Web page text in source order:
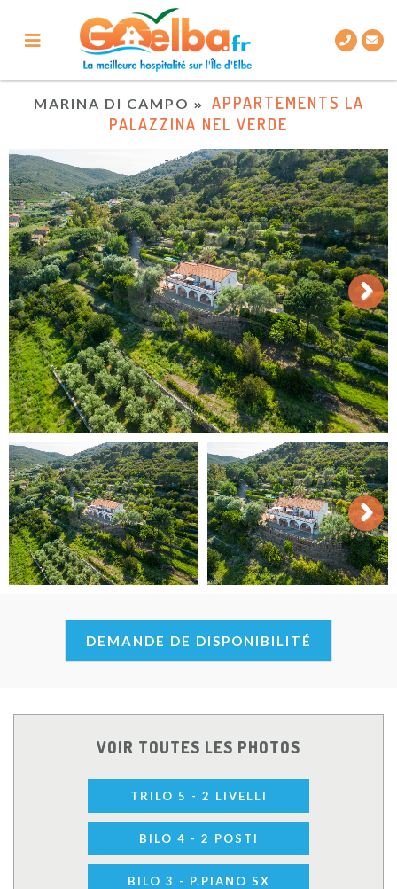
MARINA DI CAMPO
APPARTEMENTS LA
PALAZZINA NEL VERDE
Next
Next
DEMANDE DE DISPONIBILITÉ
VOIR TOUTES LES PHOTOS
TRILO 5 - 2 LIVELLI
BILO 4 - 2 POSTI
BILO 3 - P.PIANO SX